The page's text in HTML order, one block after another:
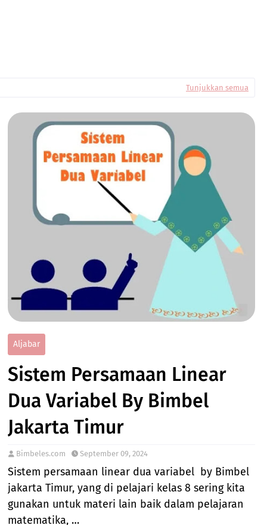
Tunjukkan semua
Aljabar
Sistem Persamaan Linear
Dua Variabel By Bimbel
Jakarta Timur
Bimbeles.com September 09, 2024
Sistem persamaan linear dua variabel by Bimbel
jakarta Timur, yang di pelajari kelas 8 sering kita
gunakan untuk materi lain baik dalam pelajaran
matematika, …